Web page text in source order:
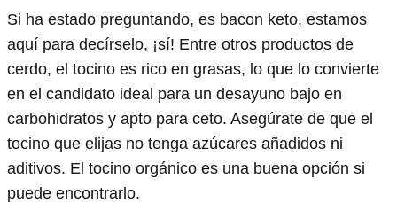
Si ha estado preguntando, es bacon keto, estamos
aquí para decírselo, ¡sí! Entre otros productos de
cerdo, el tocino es rico en grasas, lo que lo convierte
en el candidato ideal para un desayuno bajo en
carbohidratos y apto para ceto. Asegúrate de que el
tocino que elijas no tenga azúcares añadidos ni
aditivos. El tocino orgánico es una buena opción si
puede encontrarlo.